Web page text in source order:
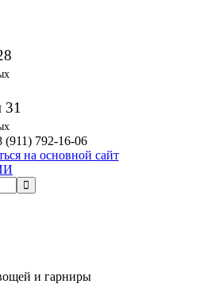
(911) 792-16-06
на основной сайт
и гарниры